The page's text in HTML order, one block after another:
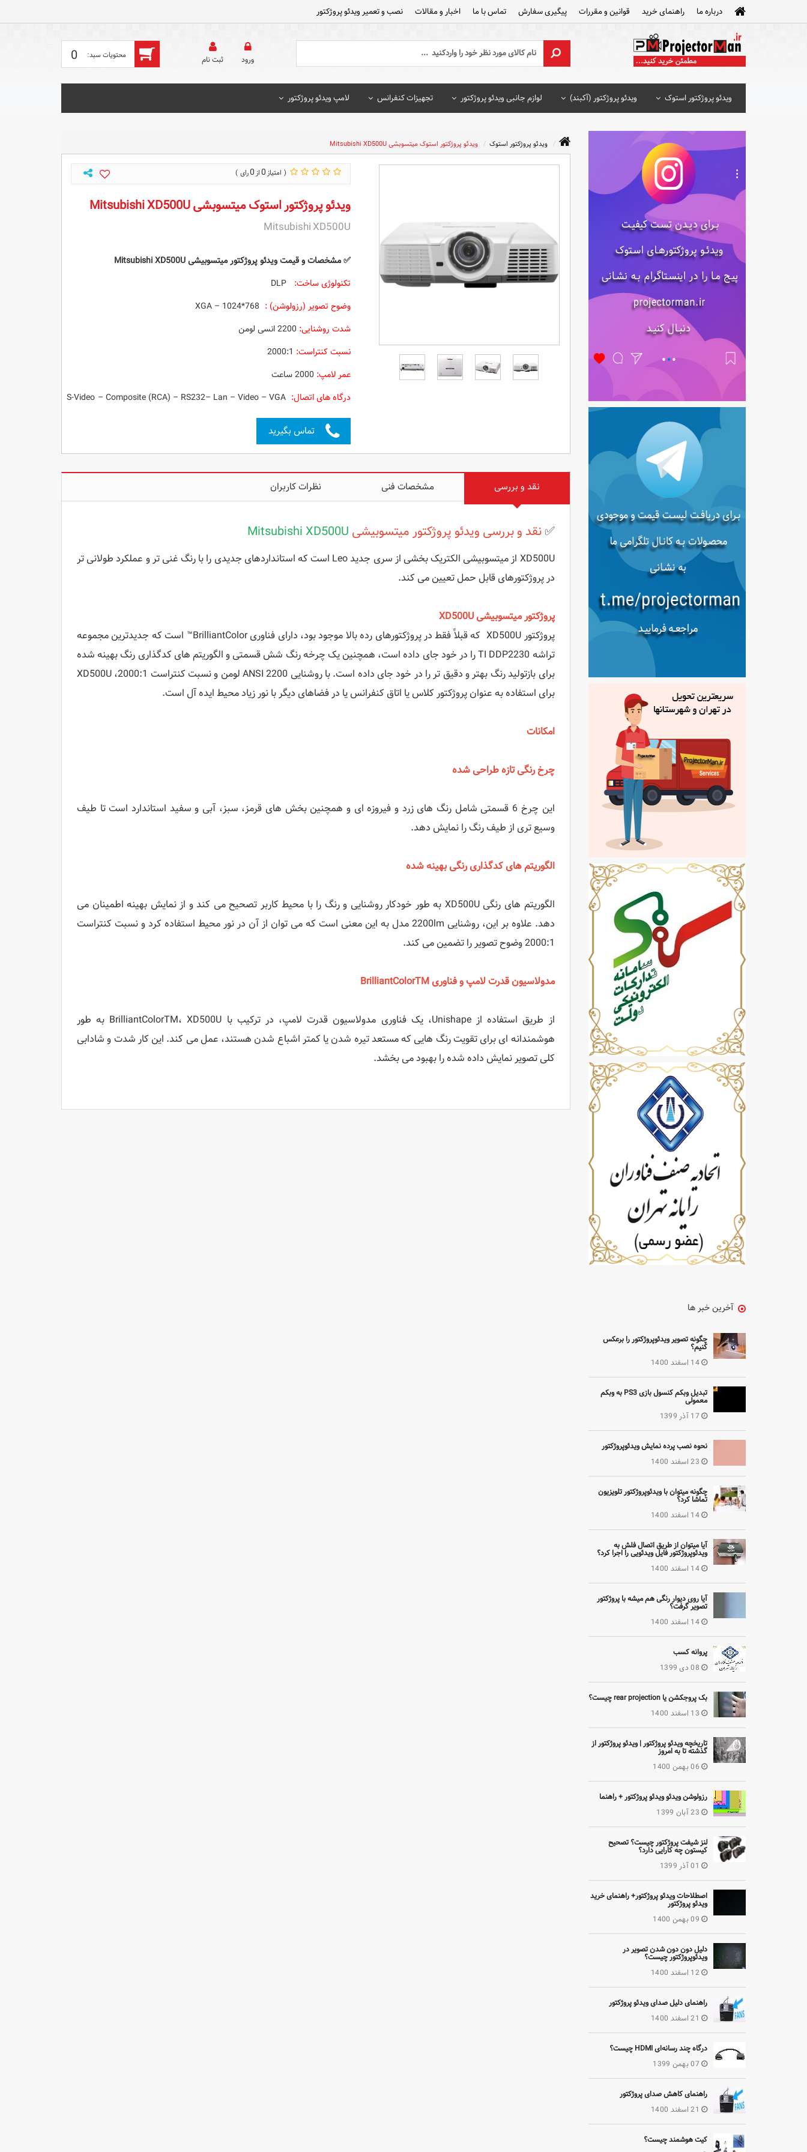
درباره ما راهنمای خرید قوانین و مقررات پیگیری سفارش تماس با ما اخبار و مقالات نصب و تعمیر ویدئو پروژکتور
0 ورود ثبت‌ نام
ویدئو پروژکتور استوک ویدئو پروژکتور (آکبند) لوازم جانبی ویدئو پروژکتور تجهیزات کنفرانس لامپ ویدئو پروژکتور
آخرین خبر ها
چگونه تصویر ویدئوپروژکتور را برعکس
کنیم؟
14 اسفند 1400
تبدیل وبکم کنسول بازی PS3 به وبکم
معمولی
17 آذر 1399
نحوه نصب پرده نمایش ویدئوپروژکتور
23 اسفند 1400
چگونه میتوان با ویدئوپروژکتور تلویزیون
تماشا کرد؟
14 اسفند 1400
آیا میتوان از طریق اتصال فلش به
ویدئوپروژکتور فایل ویدئویی را اجرا کرد؟
14 اسفند 1400
آیا روی دیوار رنگی هم میشه با پروژکتور
تصویر گرفت؟
14 اسفند 1400
پروانه کسب
08 دی 1399
بک پروجکشن یا rear projection چیست؟
13 اسفند 1400
تاریخچه ویدئو پروژکتور | ویدئو پروژکتور از
گذشته تا به امروز
06 بهمن 1400
رزولوشن ویدئو ویدئو پروژکتور + راهنما
23 آبان 1399
لنز شیفت پروژکتور چیست؟ تصحیح
کیستون چه کارایی دارد؟
01 آذر 1399
اصطلاحات ویدئو پروژکتور+ راهنمای خرید
ویدئو پروژکتور
09 بهمن 1400
دلیل دون دون شدن تصویر در
ویدئوپروژکتور چیست؟
12 اسفند 1400
راهنمای دلیل صدای ویدئو پروژکتور
21 اسفند 1400
درگاه چند رسانه‌ای HDMI چیست؟
07 بهمن 1399
راهنمای کاهش صدای پروژکتور
21 اسفند 1400
کیت هوشمند چیست؟
ویدئو پروژکتور استوک ویدئو پروژکتور استوک میتسوبشی Mitsubishi XD500U
0
0
ویدئو پروژکتور استوک میتسوبشی Mitsubishi XD500U
Mitsubishi XD500U
✅ مشخصات و قیمت ویدئو پروژکتورمیتسوبیشی Mitsubishi XD500U
تکنولوژی ساخت: ‌ DLP
وضوح تصویر (رزولوشن) :
شدت روشنایی: 2200 انسی لومن
نسبت کنتراست:
عمر لامپ:
درگاه های اتصال: S-Video – Composite (RCA) – RS232– Lan – Video – VGA
تماس بگیرید
نقد و بررسی مشخصات فنی نظرات کاربران
✅نقد و بررسی ویدئو پروژکتورمیتسوبیشی Mitsubishi XD500U
XD500U از میتسوبیشی الکتریک بخشی از سری جدید Leo است که استانداردهای جدیدی را با رنگ غنی تر و عملکرد طولانی تر
در پروژکتورهای قابل حمل تعیین می کند.
پروژکتور میتسوبیشی XD500U
پروژکتور XD500U که قبلاً فقط در پروژکتورهای رده بالا موجود بود، دارای فناوری BrilliantColor™ است که جدیدترین مجموعه
تراشه TI DDP2230 را در خود جای داده است، همچنین یک چرخه رنگ شش قسمتی و الگوریتم های کدگذاری رنگ بهینه شده
برای بازتولید رنگ بهتر و دقیق تر را در خود جای داده است. با روشنایی 2200 ANSI لومن و نسبت کنتراست 2000:1، XD500U
برای استفاده به عنوان پروژکتور کلاس یا اتاق کنفرانس یا در فضاهای دیگر با نور زیاد محیط ایده آل است.
امکانات
چرخ رنگی تازه طراحی شده
این چرخ 6 قسمتی شامل رنگ های زرد و فیروزه ای و همچنین بخش های قرمز، سبز، آبی و سفید استاندارد است تا طیف
وسیع تری از طیف رنگ را نمایش دهد.
الگوریتم های کدگذاری رنگی بهینه شده
الگوریتم های رنگی XD500U به طور خودکار روشنایی و رنگ را با محیط کاربر تصحیح می کند و از نمایش بهینه اطمینان می
دهد. علاوه بر این، روشنایی 2200lm مدل به این معنی است که می توان از آن در نور محیط استفاده کرد و نسبت کنتراست
2000:1 وضوح تصویر را تضمین می کند.
مدولاسیون قدرت لامپ و فناوری BrilliantColorTM
از طریق استفاده از Unishape، یک فناوری مدولاسیون قدرت لامپ، در ترکیب با BrilliantColorTM، XD500U به طور
هوشمندانه ای برای تقویت رنگ هایی که مستعد تیره شدن یا کمتر اشباع شدن هستند، عمل می کند. این کار شدت و شادابی
کلی تصویر نمایش داده شده را بهبود می بخشد.